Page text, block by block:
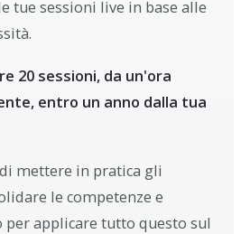
tue sessioni live in base alle
20 sessioni, da un'ora
entro un anno dalla tua
mettere in pratica gli
le competenze e
applicare tutto questo sul